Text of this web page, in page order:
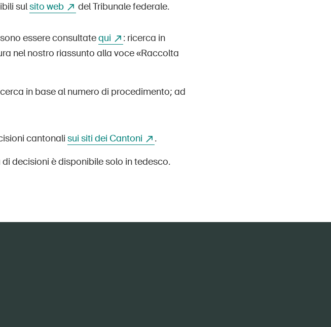
sulsito web del Tribunale federale.
essere consultatequi
: ricerca in
nel nostro riassunto alla voce «Raccolta
in base al numero di procedimento; ad
cantonali sui siti dei Cantoni
.
decisioni è disponibile solo in tedesco.